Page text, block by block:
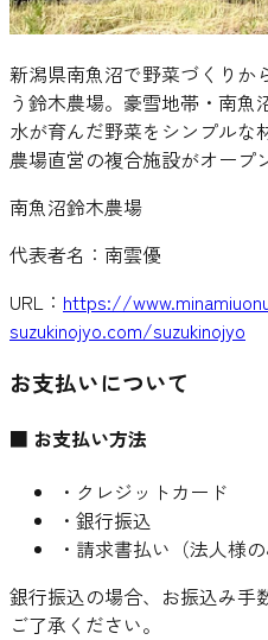
新潟県南魚沼で野菜づくりか
う鈴木農場。豪雪地帯・南
水が育んだ野菜をシンプルな
農場直営の複合施設がオープ
南魚沼鈴木農場
代表者名： 南雲優
URL： https://
suzukinojyo.com/suzukinojyo
お支払いについて
■ お支払い方法
・クレジットカード
・銀行振込
・請求書払い（法人様の
銀行振込の場合、お振込み手
ご了承ください。